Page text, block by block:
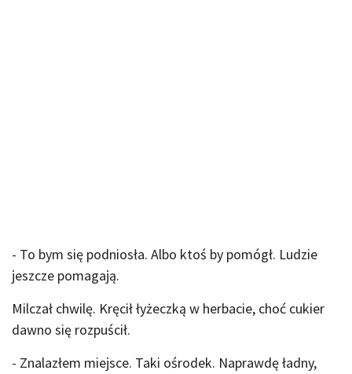
- To bym się podniosła. Albo ktoś by pomógł. Ludzie
jeszcze pomagają.
Milczał chwilę. Kręcił łyżeczką w herbacie, choć cukier
dawno się rozpuścił.
- Znalazłem miejsce. Taki ośrodek. Naprawdę ładny,